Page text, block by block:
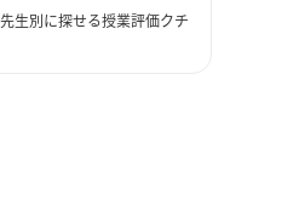
生別に探せる授業評価クチ